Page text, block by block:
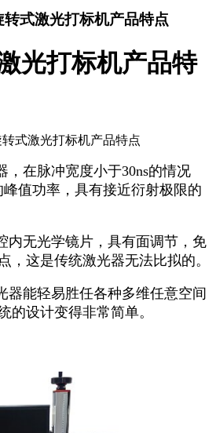
转式激光打标机产品特点
光打标机产品特
转式激光打标机产品特点
，在脉冲宽度小于30ns的情况
值功率，具有接近衍射极限的
内无光学镜片，具有面调节，免
，这是传统激光器无法比拟的。
器能轻易胜任各种多维任意空间
的设计变得非常简单。